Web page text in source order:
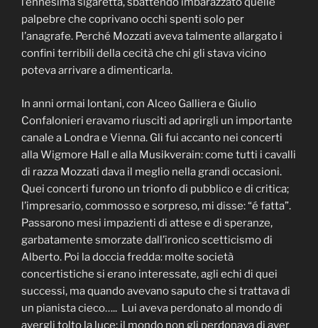
palpebre che coprivano occhi spenti solo per
l’anagrafe. Perché Mozzati aveva talmente allargato i
confini terribili della cecità che chi gli stava vicino
poteva arrivare a dimenticarla.
In anni ormai lontani, con Alceo Galliera e Giulio
Confalonieri eravamo riusciti ad aprirgli un importante
canale a Londra e Vienna. Gli fui accanto nei concerti
alla Wigmore Hall e alla Musikverain: come tutti i cavalli
di razza Mozzati dava il meglio nella grandi occasioni.
Quei concerti furono un trionfo di pubblico e di critica;
l’impresario, commosso e sorpreso, mi disse: “é fatta”.
Passarono mesi impazienti di attese e di speranze,
garbatamente smorzate dall’ironico scetticismo di
Alberto. Poi la doccia fredda: molte società
concertistiche si erano interessate, agli echi di quei
successi, ma quando avevano saputo che si trattava di
un pianista cieco….. Lui aveva perdonato al mondo di
avergli tolto la luce; il mondo non gli perdonava di aver